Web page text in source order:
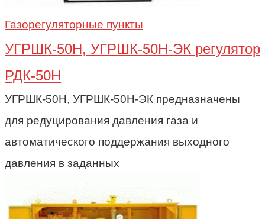
Газорегуляторные пункты
УГРШК-50Н, УГРШК-50Н-ЭК регулятор
РДК-50Н
УГРШК-50Н, УГРШК-50Н-ЭК предназначены
для редуцирования давления газа и
автоматического поддержания выходного
давления в заданных